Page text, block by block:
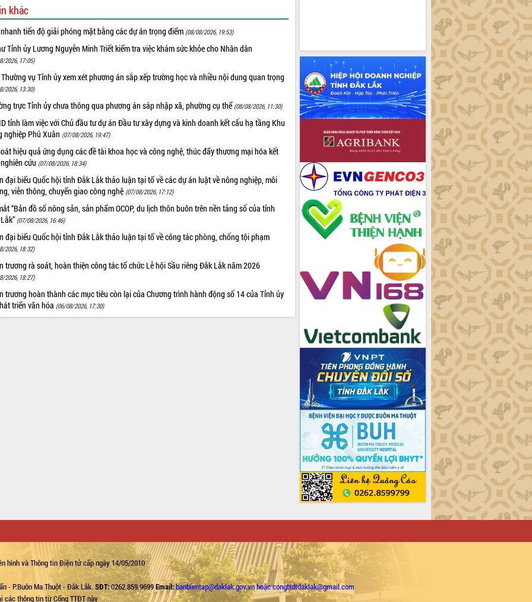
khác
tiến độ giải phóng mặt bằng các dự án trọng điểm (08/08/2026, 19:53)
Tỉnh ủy Lương Nguyễn Minh Triết kiểm tra việc khám sức khỏe cho Nhân dân
2026, 17:05)
vụ Tỉnh ủy xem xét phương án sắp xếp trường học và nhiều nội dung quan trọng
2026, 13:30)
trực Tỉnh ủy chưa thông qua phương án sáp nhập xã, phường cụ thể (08/08/2026, 11:30)
tỉnh làm việc với Chủ đầu tư dự án Đầu tư xây dựng và kinh doanh kết cấu hạ tầng Khu
nghiệp Phú Xuân (07/08/2026, 19:47)
hiệu quả ứng dụng các đề tài khoa học và công nghệ, thúc đẩy thương mại hóa kết
cứu (07/08/2026, 18:34)
đại biểu Quốc hội tỉnh Đắk Lắk thảo luận tại tổ về các dự án luật về nông nghiệp, môi
viễn thông, chuyển giao công nghệ (07/08/2026, 17:12)
“Bản đồ số nông sản, sản phẩm OCOP, du lịch thôn buôn trên nền tảng số của tỉnh
(07/08/2026, 16:46)
đại biểu Quốc hội tỉnh Đắk Lắk thảo luận tại tổ về công tác phòng, chống tội phạm
2026, 18:32)
trương rà soát, hoàn thiện công tác tổ chức Lễ hội Sầu riêng Đắk Lắk năm 2026
2026, 18:27)
trương hoàn thành các mục tiêu còn lại của Chương trình hành động số 14 của Tỉnh ủy
triển văn hóa (06/08/2026, 17:30)
hình và Thông tin Điện tử cấp ngày 14/05/2010
- P.Buôn Ma Thuột - Đắk Lắk.SĐT:0262.859.9699Email:banbientap@daklak.gov.vn hoặc congttdtdaklak@gmail.com
các thông tin từ Cổng TTĐT này